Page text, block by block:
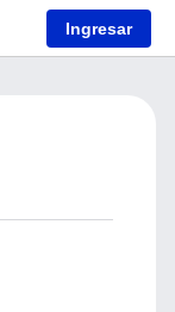
Ingresar